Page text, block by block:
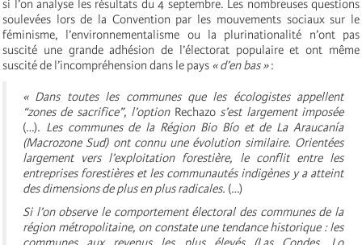
si l’on analyse les résultats du 4 septembre. Les nombreuses questions
soulevées lors de la Convention par les mouvements sociaux sur le
féminisme, l’environnementalisme ou la plurinationalité n’ont pas
suscité une grande adhésion de l’électorat populaire et ont même
suscité de l’incompréhension dans le pays « d’en bas »:
« Dans toutes les communes que les écologistes appellent
“zones de sacrifice”, l’option Rechazo s’est largement imposée
(…). Les communes de la Région Bio Bío et de La Araucanía
(Macrozone Sud) ont connu une évolution similaire. Orientées
largement vers l’exploitation forestière, le conflit entre les
entreprises forestières et les communautés indigènes y a atteint
des dimensions de plus en plus radicales. (…)
Si l’on observe le comportement électoral des communes de la
région métropolitaine, on constate une tendance historique : les